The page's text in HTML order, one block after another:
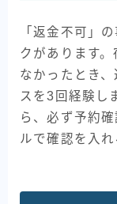
「返金不可」
クがあります
なかったとき
スを3回経験し
ら、必ず予約
ルで確認を入れ